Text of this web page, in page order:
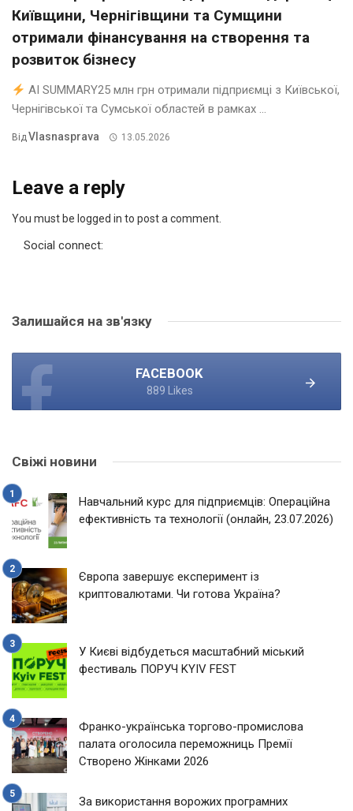
Київщини, Чернігівщини та Сумщини
отримали фінансування на створення та
розвиток бізнесу
AI SUMMARY25 млн грн отримали підприємці з Київської,
Чернігівської та Сумської областей в рамках ...
ВідVlasnasprava 13.05.2026
Leave a reply
You must be logged in to post a comment.
Social connect:
Залишайся на зв'язку
FACEBOOK
889 Likes
Свіжі новини
Навчальний курс для підприємців: Операційна
ефективність та технології (онлайн, 23.07.2026)
Європа завершує експеримент із
криптовалютами. Чи готова Україна?
У Києві відбудеться масштабний міський
фестиваль ПОРУЧ KYIV FEST
Франко-українська торгово-промислова
палата оголосила переможниць Премії
Створено Жінками 2026
За використання ворожих програмних